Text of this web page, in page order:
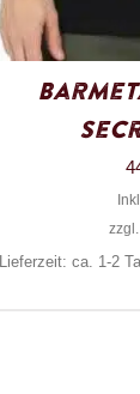
zzgl.
Lieferzeit: ca. 1-2